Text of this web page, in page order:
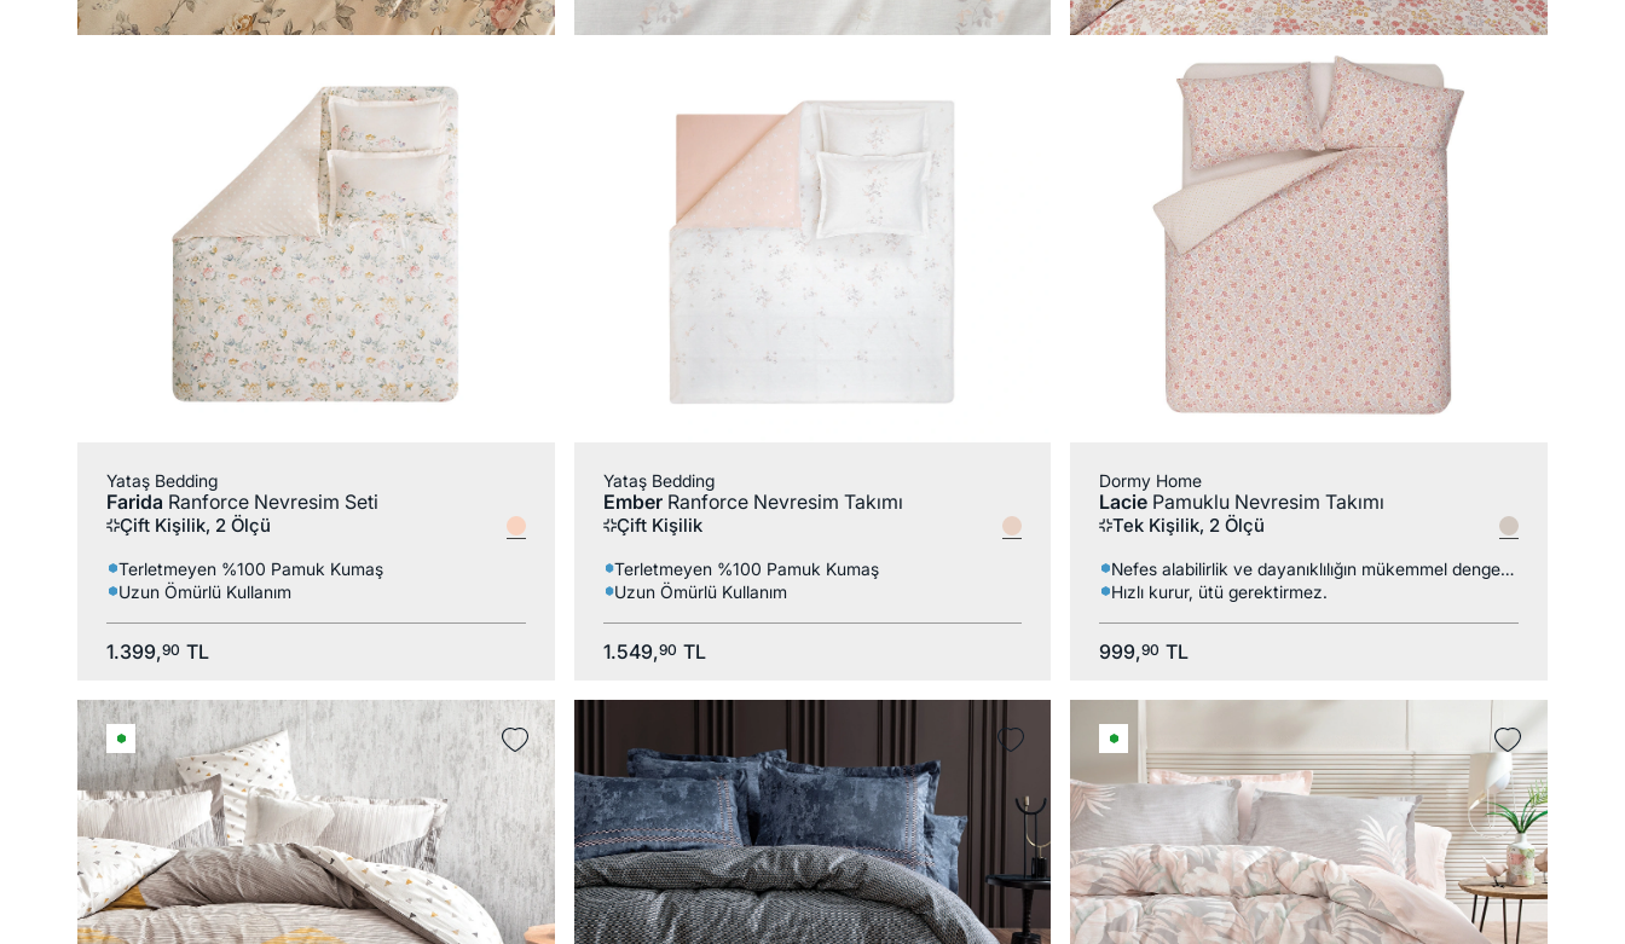
Yataş Bedding
Farida Ranforce Nevresim Seti
Çift Kişilik, 2 Ölçü
Terletmeyen %100 Pamuk Kumaş
Uzun Ömürlü Kullanım
1.399,90 TL
Yataş Bedding
Ember Ranforce Nevresim Takımı
Çift Kişilik
Terletmeyen %100 Pamuk Kumaş
Uzun Ömürlü Kullanım
1.549,90 TL
Dormy Home
Lacie Pamuklu Nevresim Takımı
Tek Kişilik, 2 Ölçü
Nefes alabilirlik ve dayanıklılığın mükemmel dengesi.
Hızlı kurur, ütü gerektirmez.
999,90 TL